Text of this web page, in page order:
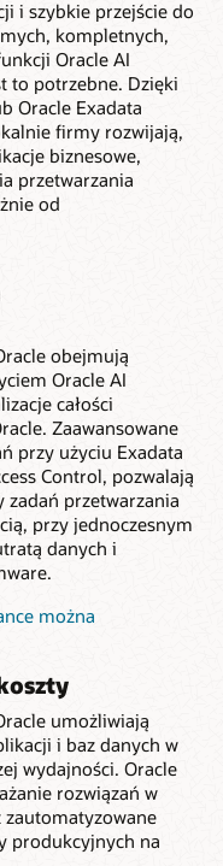
i szybkie przejście do
kompletnych,
Oracle AI
to potrzebne. Dzięki
Oracle Exadata
firmy rozwijają,
biznesowe,
przetwarzania
od
obejmują
Oracle AI
całości
Zaawansowane
przy użyciu Exadata
Control, pozwalają
przetwarzania
przy jednoczesnym
danych i
można
umożliwiają
i baz danych w
wydajności. Oracle
rozwiązań w
produkcyjnych na